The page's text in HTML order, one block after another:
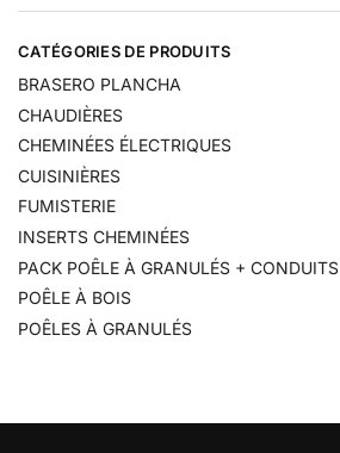
CATÉGORIES DE PRODUITS
BRASERO PLANCHA
CHAUDIÈRES
CHEMINÉES ÉLECTRIQUES
CUISINIÈRES
FUMISTERIE
INSERTS CHEMINÉES
PACK POÊLE À GRANULÉS + CONDUITS
POÊLE À BOIS
POÊLES À GRANULÉS